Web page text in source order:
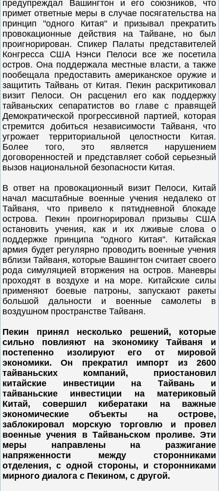
предупреждал Вашингтон и его союзников, что
примет ответные меры в случае посягательства на
принцип "одного Китая" и призывал прекратить
провокационные действия на Тайване, но был
проигнорирован. Спикер Палаты представителей
Конгресса США Нэнси Пелоси все же посетила
остров. Она поддержала местные власти, а также
пообещала предоставить американское оружие и
защитить Тайвань от Китая. Пекин раскритиковал
визит Пелоси. Он расценил его как поддержку
тайваньских сепаратистов во главе с правящей
Демократической прогрессивной партией, которая
стремится добиться независимости Тайваня, что
угрожает территориальной целостности Китая.
Более того, это является нарушением
договоренностей и представляет собой серьезный
вызов национальной безопасности Китая.
В ответ на провокационный визит Пелоси, Китай
начал масштабные военные учения недалеко от
Тайваня, что привело к пятидневной блокаде
острова. Пекин проигнорировал призывы США
остановить учения, как и их лживые слова о
поддержке принципа "одного Китая". Китайская
армия будет регулярно проводить военные учения
вблизи Тайваня, которые Вашингтон считает своего
рода симуляцией вторжения на остров. Маневры
проходят в воздухе и на море. Китайские силы
применяют боевые патроны, запускают ракеты
большой дальности и военные самолеты в
воздушном пространстве Тайваня.
Пекин принял несколько решений, которые
сильно повлияют на экономику Тайваня и
постепенно изолируют его от мировой
экономики. Он прекратил импорт из 2600
тайваньских компаний, приостановил
китайские инвестиции на Тайвань и
тайваньские инвестиции на материковый
Китай, совершил кибератаки на важные
экономические объекты на острове,
заблокировал морскую торговлю и провел
военные учения в Тайваньском проливе. Эти
меры направлены на разжигание
напряженности между сторонниками
отделения, с одной стороны, и сторонниками
мирного диалога с Пекином, с другой.